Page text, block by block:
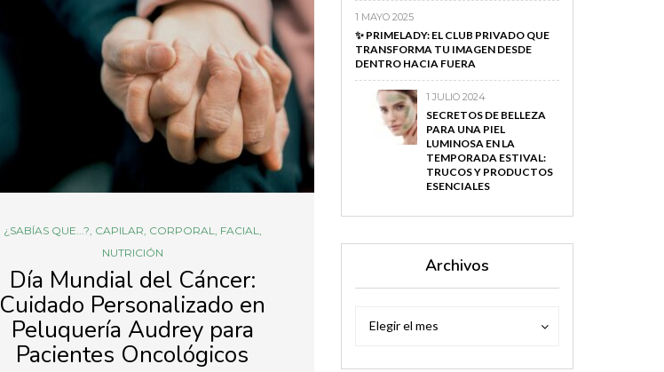
¿SABÍAS QUE...?, CAPILAR, CORPORAL, FACIAL,
NUTRICIÓN
Día Mundial del Cáncer:
Cuidado Personalizado en
Peluquería Audrey para
Pacientes Oncológicos
1 MAYO 2025
✨ PRIMELADY: EL CLUB PRIVADO QUE
TRANSFORMA TU IMAGEN DESDE
DENTRO HACIA FUERA
1 JULIO 2024
SECRETOS DE BELLEZA
PARA UNA PIEL
LUMINOSA EN LA
TEMPORADA ESTIVAL:
TRUCOS Y PRODUCTOS
ESENCIALES
Archivos
Elegir el mes